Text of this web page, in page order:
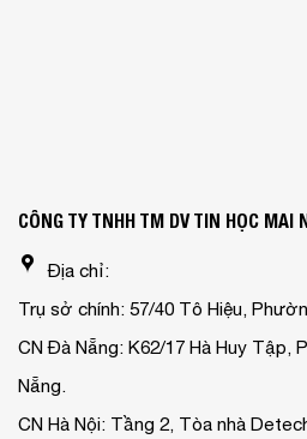
CÔNG TY TNHH TM DV TIN HỌC MAI
Địa chỉ:
Trụ sở chính: 57/40 Tô Hiệu,
CN Đà Nẵng: K62/17 Hà Huy Tập,
Nẵng.
CN Hà Nội: Tầng 2, Tòa nhà